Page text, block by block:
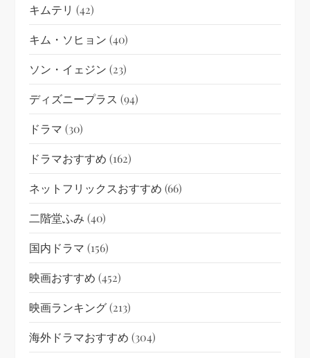
キムテリ (42)
キム・ソヒョン (40)
ソン・イェジン (23)
ディズニープラス (94)
ドラマ (30)
ドラマおすすめ (162)
ネットフリックスおすすめ (66)
二階堂ふみ (40)
国内ドラマ (156)
映画おすすめ (452)
映画ランキング(213)
海外ドラマおすすめ (304)